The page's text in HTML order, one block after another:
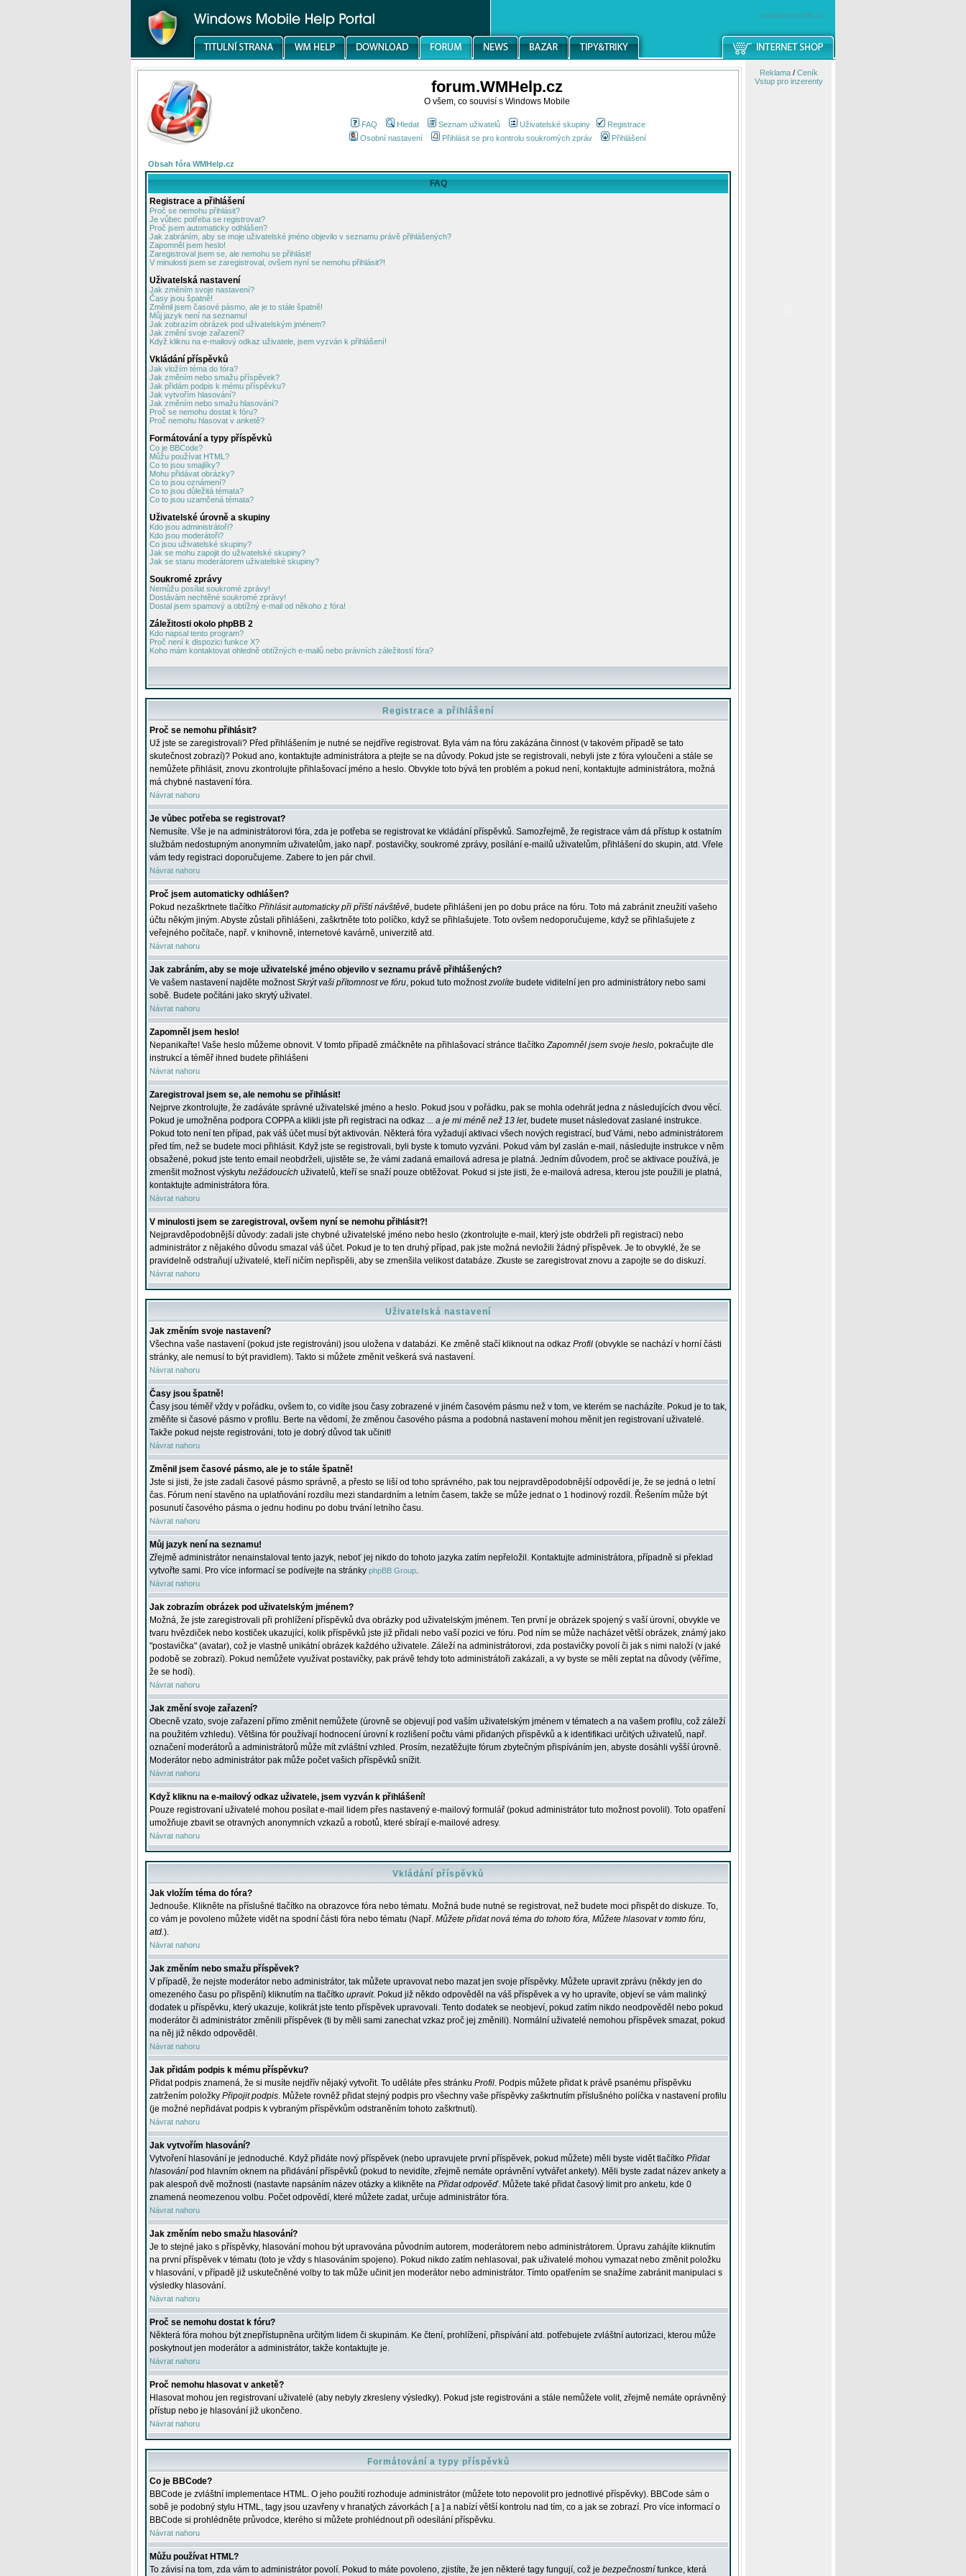
windowsmobile.cz
forum.WMHelp.cz
O všem, co souvisí s Windows Mobile
FAQ Hledat Seznam uživatelů Uživatelské skupiny
Registrace
Osobní nastavení
Přihlásit se pro kontrolu soukromých zpráv Přihlášení
Obsah fóra WMHelp.cz
FAQ
Registrace a přihlášení
Proč se nemohu přihlásit?
Je vůbec potřeba se registrovat?
Proč jsem automaticky odhlášen?
Jak zabráním, aby se moje uživatelské jméno objevilo v seznamu právě přihlášených?
Zapomněl jsem heslo!
Zaregistroval jsem se, ale nemohu se přihlásit!
V minulosti jsem se zaregistroval, ovšem nyní se nemohu přihlásit?!
Uživatelská nastavení
Jak změním svoje nastavení?
Časy jsou špatně!
Změnil jsem časové pásmo, ale je to stále špatně!
Můj jazyk není na seznamu!
Jak zobrazím obrázek pod uživatelským jménem?
Jak změní svoje zařazení?
Když kliknu na e-mailový odkaz uživatele, jsem vyzván k přihlášení!
Vkládání příspěvků
Jak vložím téma do fóra?
Jak změním nebo smažu příspěvek?
Jak přidám podpis k mému příspěvku?
Jak vytvořím hlasování?
Jak změním nebo smažu hlasování?
Proč se nemohu dostat k fóru?
Proč nemohu hlasovat v anketě?
Formátování a typy příspěvků
Co je BBCode?
Můžu používat HTML?
Co to jsou smajlíky?
Mohu přidávat obrázky?
Co to jsou oznámení?
Co to jsou důležitá témata?
Co to jsou uzamčená témata?
Uživatelské úrovně a skupiny
Kdo jsou administrátoři?
Kdo jsou moderátoři?
Co jsou uživatelské skupiny?
Jak se mohu zapojit do uživatelské skupiny?
Jak se stanu moderátorem uživatelské skupiny?
Soukromé zprávy
Nemůžu posílat soukromé zprávy!
Dostávám nechtěné soukromé zprávy!
Dostal jsem spamový a obtížný e-mail od někoho z fóra!
Záležitosti okolo phpBB 2
Kdo napsal tento program?
Proč není k dispozici funkce X?
Koho mám kontaktovat ohledně obtížných e-mailů nebo právních záležitostí fóra?
Registrace a přihlášení
Proč se nemohu přihlásit?
Už jste se zaregistrovali? Před přihlášením je nutné se nejdříve registrovat. Byla vám na fóru zakázána činnost (v takovém případě se tato
skutečnost zobrazí)? Pokud ano, kontaktujte administrátora a ptejte se na důvody. Pokud jste se registrovali, nebyli jste z fóra vyloučeni a stále se
nemůžete přihlásit, znovu zkontrolujte přihlašovací jméno a heslo. Obvykle toto bývá ten problém a pokud není, kontaktujte administrátora, možná
má chybné nastavení fóra.
Návrat nahoru
Je vůbec potřeba se registrovat?
Nemusíte. Vše je na administrátorovi fóra, zda je potřeba se registrovat ke vkládání příspěvků. Samozřejmě, že registrace vám dá přístup k ostatním
službám nedostupným anonymním uživatelům, jako např. postavičky, soukromé zprávy, posílání e-mailů uživatelům, přihlášení do skupin, atd. Vřele
vám tedy registraci doporučujeme. Zabere to jen pár chvil.
Návrat nahoru
Proč jsem automaticky odhlášen?
Pokud nezaškrtnete tlačítko Přihlásit automaticky při příští návštěvě, budete přihlášeni jen po dobu práce na fóru. Toto má zabránit zneužití vašeho
účtu někým jiným. Abyste zůstali přihlášeni, zaškrtněte toto políčko, když se přihlašujete. Toto ovšem nedoporučujeme, když se přihlašujete z
veřejného počítače, např. v knihovně, internetové kavárně, univerzitě atd.
Návrat nahoru
Jak zabráním, aby se moje uživatelské jméno objevilo v seznamu právě přihlášených?
Ve vašem nastavení najděte možnostSkrýt vaši přítomnost ve fóru, pokud tuto možnostzvolíte budete viditelní jen pro administrátory nebo sami
sobě. Budete počítáni jako skrytý uživatel.
Návrat nahoru
Zapomněl jsem heslo!
Nepanikařte! Vaše heslo můžeme obnovit. V tomto případě zmáčkněte na přihlašovací stránce tlačítkoZapomněl jsem svoje heslo, pokračujte dle
instrukcí a téměř ihned budete přihlášeni
Návrat nahoru
Zaregistroval jsem se, ale nemohu se přihlásit!
Nejprve zkontrolujte, že zadáváte správné uživatelské jméno a heslo. Pokud jsou v pořádku, pak se mohla odehrát jedna z následujících dvou věcí.
Pokud je umožněna podpora COPPA a klikli jste při registraci na odkaz ... a je mi méně než 13 let, budete muset následovat zaslané instrukce.
Pokud toto není ten případ, pak váš účet musí být aktivován. Některá fóra vyžadují aktivaci všech nových registrací, buď Vámi, nebo administrátorem
před tím, než se budete moci přihlásit. Když jste se registrovali, byli byste k tomuto vyzváni. Pokud vám byl zaslán e-mail, následujte instrukce v něm
obsažené, pokud jste tento email neobdrželi, ujistěte se, že vámi zadaná emailová adresa je platná. Jedním důvodem, proč se aktivace používá, je
zmenšit možnost výskytu nežádoucích uživatelů, kteří se snaží pouze obtěžovat. Pokud si jste jisti, že e-mailová adresa, kterou jste použili je platná,
kontaktujte administrátora fóra.
Návrat nahoru
V minulosti jsem se zaregistroval, ovšem nyní se nemohu přihlásit?!
Nejpravděpodobnější důvody: zadali jste chybné uživatelské jméno nebo heslo (zkontrolujte e-mail, který jste obdrželi při registraci) nebo
administrátor z nějakého důvodu smazal váš účet. Pokud je to ten druhý případ, pak jste možná nevložili žádný příspěvek. Je to obvyklé, že se
pravidelně odstraňují uživatelé, kteří ničím nepřispěli, aby se zmenšila velikost databáze. Zkuste se zaregistrovat znovu a zapojte se do diskuzí.
Návrat nahoru
Uživatelská nastavení
Jak změním svoje nastavení?
Všechna vaše nastavení (pokud jste registrováni) jsou uložena v databázi. Ke změně stačí kliknout na odkaz Profil (obvykle se nachází v horní části
stránky, ale nemusí to být pravidlem). Takto si můžete změnit veškerá svá nastavení.
Návrat nahoru
Časy jsou špatně!
Časy jsou téměř vždy v pořádku, ovšem to, co vidíte jsou časy zobrazené v jiném časovém pásmu než v tom, ve kterém se nacházíte. Pokud je to tak,
změňte si časové pásmo v profilu. Berte na vědomí, že změnou časového pásma a podobná nastavení mohou měnit jen registrovaní uživatelé.
Takže pokud nejste registrováni, toto je dobrý důvod tak učinit!
Návrat nahoru
Změnil jsem časové pásmo, ale je to stále špatně!
Jste si jisti, že jste zadali časové pásmo správně, a přesto se liší od toho správného, pak tou nejpravděpodobnější odpovědí je, že se jedná o letní
čas. Fórum není stavěno na uplatňování rozdílu mezi standardním a letním časem, takže se může jednat o 1 hodinový rozdíl. Řešením může být
posunutí časového pásma o jednu hodinu po dobu trvání letního času.
Návrat nahoru
Můj jazyk není na seznamu!
Zřejmě administrátor nenainstaloval tento jazyk, neboť jej nikdo do tohoto jazyka zatím nepřeložil. Kontaktujte administrátora, případně si překlad
vytvořte sami. Pro více informací se podívejte na stránky phpBB Group.
Návrat nahoru
Jak zobrazím obrázek pod uživatelským jménem?
Možná, že jste zaregistrovali při prohlížení příspěvků dva obrázky pod uživatelským jménem. Ten první je obrázek spojený s vaší úrovní, obvykle ve
tvaru hvězdiček nebo kostiček ukazující, kolik příspěvků jste již přidali nebo vaší pozici ve fóru. Pod ním se může nacházet větší obrázek, známý jako
"postavička" (avatar), což je vlastně unikátní obrázek každého uživatele. Záleží na administrátorovi, zda postavičky povolí či jak s nimi naloží (v jaké
podobě se zobrazí). Pokud nemůžete využívat postavičky, pak právě tehdy toto administrátoři zakázali, a vy byste se měli zeptat na důvody (věříme,
že se hodí).
Návrat nahoru
Jak změní svoje zařazení?
Obecně vzato, svoje zařazení přímo změnit nemůžete (úrovně se objevují pod vaším uživatelským jménem v tématech a na vašem profilu, což záleží
na použitém vzhledu). Většina fór používají hodnocení úrovní k rozlišení počtu vámi přidaných příspěvků a k identifikaci určitých uživatelů, např.
označení moderátorů a administrátorů může mít zvláštní vzhled. Prosím, nezatěžujte fórum zbytečným přispíváním jen, abyste dosáhli vyšší úrovně.
Moderátor nebo administrátor pak může počet vašich příspěvků snížit.
Návrat nahoru
Když kliknu na e-mailový odkaz uživatele, jsem vyzván k přihlášení!
Pouze registrovaní uživatelé mohou posílat e-mail lidem přes nastavený e-mailový formulář (pokud administrátor tuto možnost povolil). Toto opatření
umožňuje zbavit se otravných anonymních vzkazů a robotů, které sbírají e-mailové adresy.
Návrat nahoru
Vkládání příspěvků
Jak vložím téma do fóra?
Jednouše. Klikněte na příslušné tlačítko na obrazovce fóra nebo tématu. Možná bude nutné se registrovat, než budete moci přispět do diskuze. To,
co vám je povoleno můžete vidět na spodní části fóra nebo tématu (Např. Můžete přidat nová téma do tohoto fóra, Můžete hlasovat v tomto fóru,
atd.).
Návrat nahoru
Jak změním nebo smažu příspěvek?
V případě, že nejste moderátor nebo administrátor, tak můžete upravovat nebo mazat jen svoje příspěvky. Můžete upravit zprávu (někdy jen do
omezeného času po přispění) kliknutím na tlačítko upravit. Pokud již někdo odpověděl na váš příspěvek a vy ho upravíte, objeví se vám malinký
dodatek u příspěvku, který ukazuje, kolikrát jste tento příspěvek upravovali. Tento dodatek se neobjeví, pokud zatím nikdo neodpověděl nebo pokud
moderátor či administrátor změnili příspěvek (ti by měli sami zanechat vzkaz proč jej změnili). Normální uživatelé nemohou příspěvek smazat, pokud
na něj již někdo odpověděl.
Návrat nahoru
Jak přidám podpis k mému příspěvku?
Přidat podpis znamená, že si musíte nejdřív nějaký vytvořit. To uděláte přes stránku Profil. Podpis můžete přidat k právě psanému příspěvku
zatržením položky Připojit podpis. Můžete rovněž přidat stejný podpis pro všechny vaše příspěvky zaškrtnutím příslušného políčka v nastavení profilu
(je možné nepřidávat podpis k vybraným příspěvkům odstraněním tohoto zaškrtnutí).
Návrat nahoru
Jak vytvořím hlasování?
Vytvoření hlasování je jednoduché. Když přidáte nový příspěvek (nebo upravujete první příspěvek, pokud můžete) měli byste vidět tlačítko Přidat
hlasování pod hlavním oknem na přidávání příspěvků (pokud to nevidíte, zřejmě nemáte oprávnění vytvářet ankety). Měli byste zadat název ankety a
pak alespoň dvě možnosti (nastavte napsáním název otázky a klikněte na Přidat odpověď. Můžete také přidat časový limit pro anketu, kde 0
znamená neomezenou volbu. Počet odpovědí, které můžete zadat, určuje administrátor fóra.
Návrat nahoru
Jak změním nebo smažu hlasování?
Je to stejné jako s příspěvky, hlasování mohou být upravována původním autorem, moderátorem nebo administrátorem. Úpravu zahájíte kliknutím
na první příspěvek v tématu (toto je vždy s hlasováním spojeno). Pokud nikdo zatím nehlasoval, pak uživatelé mohou vymazat nebo změnit položku
v hlasování, v případě již uskutečněné volby to tak může učinit jen moderátor nebo administrátor. Tímto opatřením se snažíme zabránit manipulaci s
výsledky hlasování.
Návrat nahoru
Proč se nemohu dostat k fóru?
Některá fóra mohou být znepřístupněna určitým lidem či skupinám. Ke čtení, prohlížení, přispívání atd. potřebujete zvláštní autorizaci, kterou může
poskytnout jen moderátor a administrátor, takže kontaktujte je.
Návrat nahoru
Proč nemohu hlasovat v anketě?
Hlasovat mohou jen registrovaní uživatelé (aby nebyly zkresleny výsledky). Pokud jste registrováni a stále nemůžete volit, zřejmě nemáte oprávněný
přístup nebo je hlasování již ukončeno.
Návrat nahoru
Formátování a typy příspěvků
Co je BBCode?
BBCode je zvláštní implementace HTML. O jeho použití rozhoduje administrátor (můžete toto nepovolit pro jednotlivé příspěvky). BBCode sám o
sobě je podobný stylu HTML, tagy jsou uzavřeny v hranatých závorkách [ a ] a nabízí větší kontrolu nad tím, co a jak se zobrazí. Pro více informací o
BBCode si prohlédněte průvodce, kterého si můžete prohlédnout při odesílání příspěvku.
Návrat nahoru
Můžu používat HTML?
To závisí na tom, zda vám to administrátor povolí. Pokud to máte povoleno, zjistíte, že jen některé tagy fungují, což je bezpečnostní funkce, která
Reklama/ Ceník
Vstup pro inzerenty